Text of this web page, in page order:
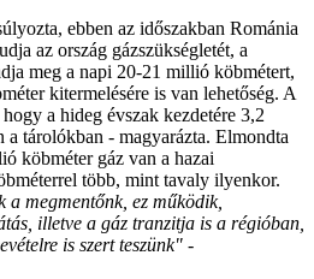
ebben az időszakban Románia
az ország gázszükségletét, a
meg a napi 20-21 millió köbmétert,
kitermelésére is van lehetőség. A
a hideg évszak kezdetére 3,2
tárolókban - magyarázta. Elmondta
köbméter gáz van a hazai
több, mint tavaly ilyenkor.
a megmentőnk, ez működik,
illetve a gáz tranzitja is a régióban,
is szert teszünk" -